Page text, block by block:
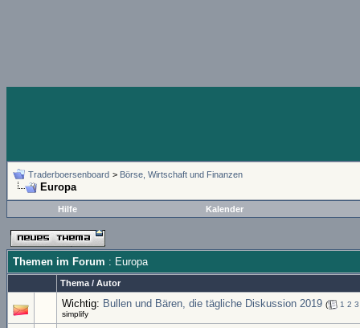
Traderboersenboard > Börse, Wirtschaft und Finanzen
Europa
Hilfe Kalender
Themen im Forum : Europa
Thema / Autor
Wichtig: Bullen und Bären, die tägliche Diskussion 2019 ( 1 2 3
simplify